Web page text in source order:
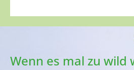
Wenn es mal zu wild